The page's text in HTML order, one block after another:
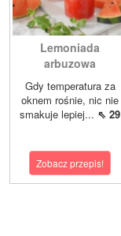
Lemoniada
arbuzowa
Gdy temperatura za
oknem rośnie, nic nie
smakuje lepiej... ⇖ 29
Zobacz przepis!